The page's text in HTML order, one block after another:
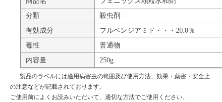
分類
殺虫剤
有効成分
フルベンジアミド・・・20.0％
毒性
普通物
内容量
250g
製品のラベルには適用病害虫の範囲及び使用方法、効果・薬害・安全上
の注意などが記載されております。
ご使用前によくお読みいただいて、適切な方法でご使用ください。